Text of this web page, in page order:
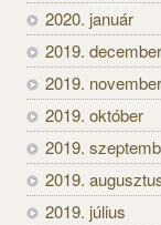
2020. január
2019. december
2019. november
2019. október
2019.
2019.
2019. július